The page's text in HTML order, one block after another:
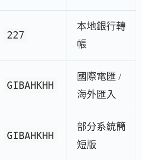
227
本地銀行轉
帳
GIBAHKHH
國際電匯 /
海外匯入
GIBAHKHH
部分系統簡
短版